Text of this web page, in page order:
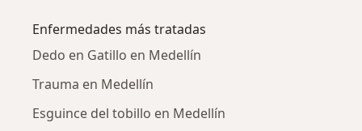
Enfermedades más tratadas
Dedo en Gatillo en Medellín
Trauma en Medellín
Esguince del tobillo en Medellín